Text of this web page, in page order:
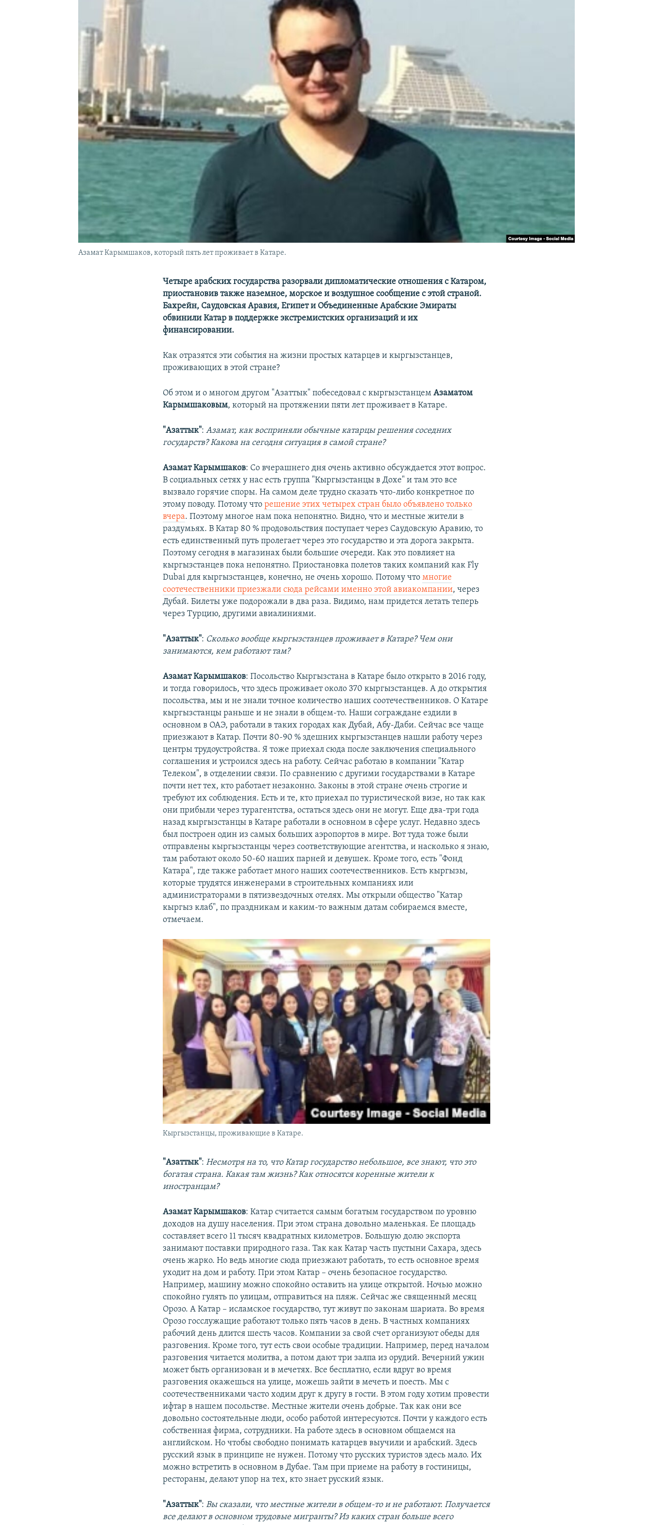
Азамат Карымшаков, который пять лет проживает в Катаре.
Четыре арабских государства разорвали дипломатические отношения с Катаром,
приостановив также наземное, морское и воздушное сообщение с этой страной.
Бахрейн, Саудовская Аравия, Египет и Объединенные Арабские Эмираты
обвинили Катар в поддержке экстремистских организаций и их
финансировании.
Как отразятся эти события на жизни простых катарцев и кыргызстанцев,
проживающих в этой стране?
Об этом и о многом другом "Азаттык" побеседовал с кыргызстанцемАзаматом
Карымшаковым, который на протяжении пяти лет проживает в Катаре.
"Азаттык":Азамат, как восприняли обычные катарцы решения соседних
государств? Какова на сегодня ситуация в самой стране?
Азамат Карымшаков: Со вчерашнего дня очень активно обсуждается этот вопрос.
В социальных сетях у нас есть группа "Кыргызстанцы в Дохе" и там это все
вызвало горячие споры. На самом деле трудно сказать что-либо конкретное по
этому поводу. Потому чторешение этих четырех стран было объявлено только
вчера. Поэтому многое нам пока непонятно. Видно, что и местные жители в
раздумьях. В Катар 80 % продовольствия поступает через Саудовскую Аравию, то
есть единственный путь пролегает через это государство и эта дорога закрыта.
Поэтому сегодня в магазинах были большие очереди. Как это повлияет на
кыргызстанцев пока непонятно. Приостановка полетов таких компаний как Fly
Dubai для кыргызстанцев, конечно, не очень хорошо. Потому чтомногие
соотечественники приезжали сюда рейсами именно этой авиакомпании, через
Дубай. Билеты уже подорожали в два раза. Видимо, нам придется летать теперь
через Турцию, другими авиалиниями.
"Азаттык": Сколько вообще кыргызстанцев проживает в Катаре? Чем они
занимаются, кем работают там?
Азамат Карымшаков: Посольство Кыргызстана в Катаре было открыто в 2016 году,
и тогда говорилось, что здесь проживает около 370 кыргызстанцев. А до открытия
посольства, мы и не знали точное количество наших соотечественников. О Катаре
кыргызстанцы раньше и не знали в общем-то. Наши сограждане ездили в
основном в ОАЭ, работали в таких городах как Дубай, Абу-Даби. Сейчас все чаще
приезжают в Катар. Почти 80-90 % здешних кыргызстанцев нашли работу через
центры трудоустройства. Я тоже приехал сюда после заключения специального
соглашения и устроился здесь на работу. Сейчас работаю в компании "Катар
Телеком", в отделении связи. По сравнению с другими государствами в Катаре
почти нет тех, кто работает незаконно. Законы в этой стране очень строгие и
требуют их соблюдения. Есть и те, кто приехал по туристической визе, но так как
они прибыли через турагентства, остаться здесь они не могут. Еще два-три года
назад кыргызстанцы в Катаре работали в основном в сфере услуг. Недавно здесь
был построен один из самых больших аэропортов в мире. Вот туда тоже были
отправлены кыргызстанцы через соответствующие агентства, и насколько я знаю,
там работают около 50-60 наших парней и девушек. Кроме того, есть "Фонд
Катара", где также работает много наших соотечественников. Есть кыргызы,
которые трудятся инженерами в строительных компаниях или
администраторами в пятизвездочных отелях. Мы открыли общество "Катар
кыргыз клаб", по праздникам и каким-то важным датам собираемся вместе,
отмечаем.
Кыргызстанцы, проживающие в Катаре.
"Азаттык":Несмотря на то, что Катар государство небольшое, все знают, что это
богатая страна. Какая там жизнь? Как относятся коренные жители к
иностранцам?
Азамат Карымшаков: Катар считается самым богатым государством по уровню
доходов на душу населения. При этом страна довольно маленькая. Ее площадь
составляет всего 11 тысяч квадратных километров. Большую долю экспорта
занимают поставки природного газа. Так как Катар часть пустыни Сахара, здесь
очень жарко. Но ведь многие сюда приезжают работать, то есть основное время
уходит на дом и работу. При этом Катар – очень безопасное государство.
Например, машину можно спокойно оставить на улице открытой. Ночью можно
спокойно гулять по улицам, отправиться на пляж. Сейчас же священный месяц
Орозо. А Катар – исламское государство, тут живут по законам шариата. Во время
Орозо госслужащие работают только пять часов в день. В частных компаниях
рабочий день длится шесть часов. Компании за свой счет организуют обеды для
разговения. Кроме того, тут есть свои особые традиции. Например, перед началом
разговения читается молитва, а потом дают три залпа из орудий. Вечерний ужин
может быть организован и в мечетях. Все бесплатно, если вдруг во время
разговения окажешься на улице, можешь зайти в мечеть и поесть. Мы с
соотечественниками часто ходим друг к другу в гости. В этом году хотим провести
ифтар в нашем посольстве. Местные жители очень добрые. Так как они все
довольно состоятельные люди, особо работой интересуются. Почти у каждого есть
собственная фирма, сотрудники. На работе здесь в основном общаемся на
английском. Но чтобы свободно понимать катарцев выучили и арабский. Здесь
русский язык в принципе не нужен. Потому что русских туристов здесь мало. Их
можно встретить в основном в Дубае. Там при приеме на работу в гостиницы,
рестораны, делают упор на тех, кто знает русский язык.
"Азаттык":Вы сказали, что местные жители в общем-то и не работают. Получается
все делают в основном трудовые мигранты? Из каких стран больше всего